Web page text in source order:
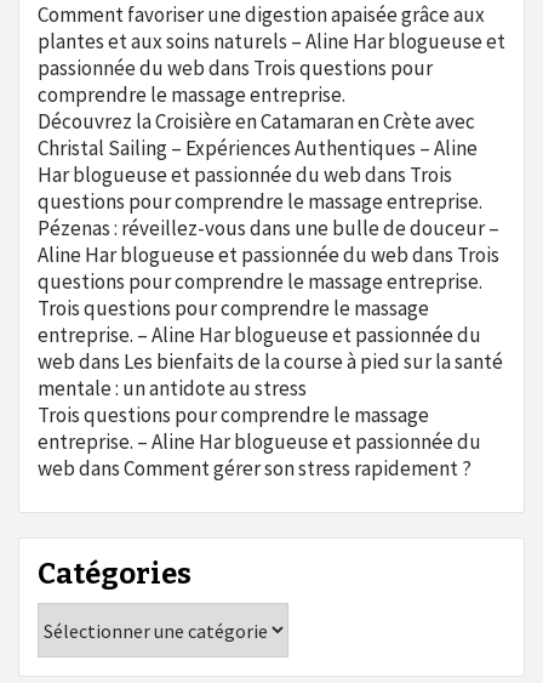
Comment favoriser une digestion apaisée grâce aux
plantes et aux soins naturels – Aline Har blogueuse et
passionnée du webdans Trois questions pour
comprendre le massage entreprise.
Découvrez la Croisière en Catamaran en Crète avec
Christal Sailing – Expériences Authentiques – Aline
Har blogueuse et passionnée du webdans Trois
questions pour comprendre le massage entreprise.
Pézenas : réveillez-vous dans une bulle de douceur –
Aline Har blogueuse et passionnée du webdans Trois
questions pour comprendre le massage entreprise.
Trois questions pour comprendre le massage
entreprise. – Aline Har blogueuse et passionnée du
webdans Les bienfaits de la course à pied sur la santé
mentale : un antidote au stress
Trois questions pour comprendre le massage
entreprise. – Aline Har blogueuse et passionnée du
webdansComment gérer son stress rapidement ?
Catégories